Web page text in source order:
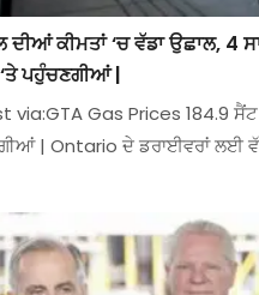
ਕੀਮਤਾਂ ‘ਚ ਵੱਡਾ ਉਛਾਲ, 4
ਪਹੁੰਚਣਗੀਆਂ |
via:GTA Gas Prices 184.9
| Ontario ਦੇ ਡਰਾਈਵਰਾਂ ਲਈ